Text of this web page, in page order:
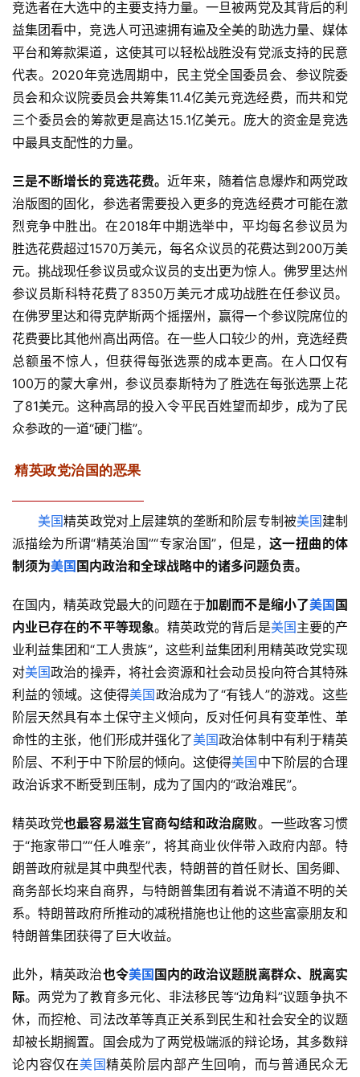
竞选者在大选中的主要支持力量。一旦被两党及其背后的利
益集团看中，竞选人可迅速拥有遍及全美的助选力量、媒体
平台和筹款渠道，这使其可以轻松战胜没有党派支持的民意
代表。2020年竞选周期中，民主党全国委员会、参议院委
员会和众议院委员会共筹集11.4亿美元竞选经费，而共和党
三个委员会的筹款更是高达15.1亿美元。庞大的资金是竞选
中最具支配性的力量。
三是不断增长的竞选花费。 近年来，随着信息爆炸和两党政
治版图的固化，参选者需要投入更多的竞选经费才可能在激
烈竞争中胜出。在2018年中期选举中，平均每名参议员为
胜选花费超过1570万美元，每名众议员的花费达到200万美
元。挑战现任参议员或众议员的支出更为惊人。佛罗里达州
参议员斯科特花费了8350万美元才成功战胜在任参议员。
在佛罗里达和得克萨斯两个摇摆州，赢得一个参议院席位的
花费要比其他州高出两倍。在一些人口较少的州，竞选经费
总额虽不惊人，但获得每张选票的成本更高。在人口仅有
100万的蒙大拿州，参议员泰斯特为了胜选在每张选票上花
了81美元。这种高昂的投入令平民百姓望而却步，成为了民
众参政的一道“硬门槛”。
精英政党治国的恶果
美国精英政党对上层建筑的垄断和阶层专制被美国建制
派描绘为所谓“精英治国”“专家治国”，但是，这一扭曲的体
制须为美国 国内政治和全球战略中的诸多问题负责。
在国内，精英政党最大的问题在于加剧而不是缩小了美国 国
内业已存在的不平等现象。精英政党的背后是美国主要的产
业利益集团和“工人贵族”，这些利益集团利用精英政党实现
对美国政治的操弄，将社会资源和社会动员投向符合其特殊
利益的领域。这使得美国政治成为了“有钱人”的游戏。这些
阶层天然具有本土保守主义倾向，反对任何具有变革性、革
命性的主张，他们形成并强化了美国政治体制中有利于精英
阶层、不利于中下阶层的倾向。这使得美国 中下阶层的合理
政治诉求不断受到压制，成为了国内的“政治难民”。
精英政党也最容易滋生官商勾结和政治腐败。一些政客习惯
于“拖家带口”“任人唯亲”，将其商业伙伴带入政府内部。特
朗普政府就是其中典型代表，特朗普的首任财长、国务卿、
商务部长均来自商界，与特朗普集团有着说不清道不明的关
系。特朗普政府所推动的减税措施也让他的这些富豪朋友和
特朗普集团获得了巨大收益。
此外，精英政治也令美国 国内的政治议题脱离群众、脱离实
际。两党为了教育多元化、非法移民等“边角料”议题争执不
休，而控枪、司法改革等真正关系到民生和社会安全的议题
却被长期搁置。国会成为了两党极端派的辩论场，其多数辩
论内容仅在美国精英阶层内部产生回响，而与普通民众无